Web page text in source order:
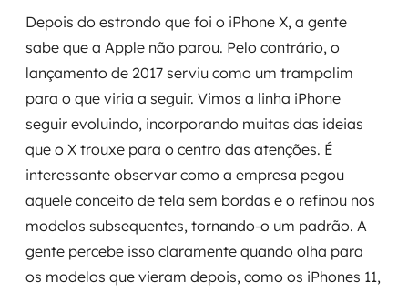
Depois do estrondo que foi o iPhone X, a gente
sabe que a Apple não parou. Pelo contrário, o
lançamento de 2017 serviu como um trampolim
para o que viria a seguir. Vimos a linha iPhone
seguir evoluindo, incorporando muitas das ideias
que o X trouxe para o centro das atenções. É
interessante observar como a empresa pegou
aquele conceito de tela sem bordas e o refinou nos
modelos subsequentes, tornando-o um padrão. A
gente percebe isso claramente quando olha para
os modelos que vieram depois, como os iPhones 11,